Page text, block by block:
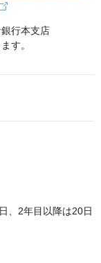
行本支店
す。
、2年目以降は20日